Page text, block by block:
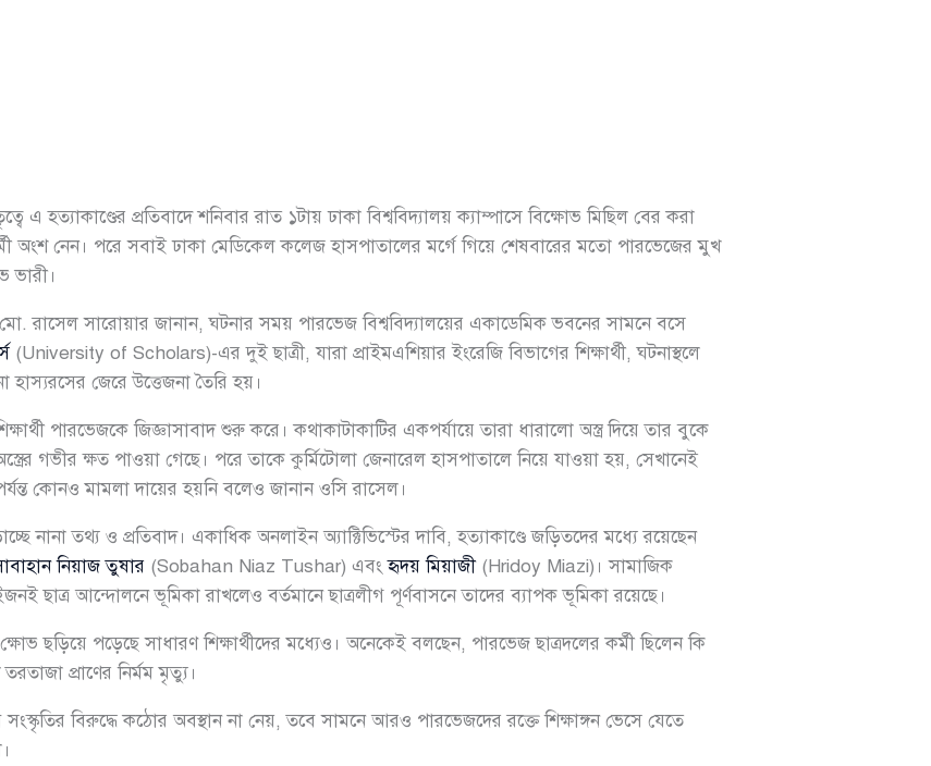
এ হত্যাকাণ্ডের প্রতিবাদে শনিবার রাত ১টায় ঢাকা বিশ্ববিদ্যালয় ক্যাম্পাসে বিক্ষোভ মিছিল বের করা
অংশ নেন। পরে সবাই ঢাকা মেডিকেল কলেজ হাসপাতালের মর্গে গিয়ে শেষবারের মতো পারভেজের মুখ
ভারী।
মো. রাসেল সারোয়ার জানান, ঘটনার সময় পারভেজ বিশ্ববিদ্যালয়ের একাডেমিক ভবনের সামনে বসে
(University of Scholars)-এর দুই ছাত্রী, যারা প্রাইমএশিয়ার ইংরেজি বিভাগের শিক্ষার্থী, ঘটনাস্থলে
হাস্যরসের জেরে উত্তেজনা তৈরি হয়।
পারভেজকে জিজ্ঞাসাবাদ শুরু করে। কথাকাটাকাটির একপর্যায়ে তারা ধারালো অস্ত্র দিয়ে তার বুকে
গভীর ক্ষত পাওয়া গেছে। পরে তাকে কুর্মিটোলা জেনারেল হাসপাতালে নিয়ে যাওয়া হয়, সেখানেই
কোনও মামলা দায়ের হয়নি বলেও জানান ওসি রাসেল।
নানা তথ্য ও প্রতিবাদ। একাধিক অনলাইন অ্যাক্টিভিস্টের দাবি, হত্যাকাণ্ডে জড়িতদের মধ্যে রয়েছেন
নিয়াজ তুষার (Sobahan Niaz Tushar) এবংহৃদয় মিয়াজী(Hridoy Miazi)। সামাজিক
ছাত্র আন্দোলনে ভূমিকা রাখলেও বর্তমানে ছাত্রলীগ পূর্ণবাসনে তাদের ব্যাপক ভূমিকা রয়েছে।
ছড়িয়ে পড়েছে সাধারণ শিক্ষার্থীদের মধ্যেও। অনেকেই বলছেন, পারভেজ ছাত্রদলের কর্মী ছিলেন কি
প্রাণের নির্মম মৃত্যু।
বিরুদ্ধে কঠোর অবস্থান না নেয়, তবে সামনে আরও পারভেজদের রক্তে শিক্ষাঙ্গন ভেসে যেতে